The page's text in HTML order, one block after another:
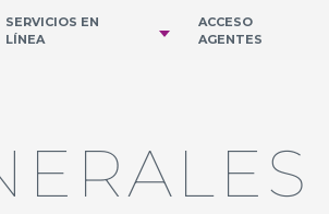
SERVICIOS EN
LÍNEA
ACCESO
AGENTES